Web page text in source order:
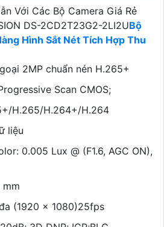
Với Các Bộ Camera Giá Rẻ
DS-2CD2T23G2-2LI2UBộ
Hình Sắt Nét Tích Hợp Thu
2MP chuẩn nén H.265+
Scan CMOS;
H.265/H.264+/H.264
liệu
0.005 Lux @ (F1.6, AGC ON),
(1920 × 1080)25fps